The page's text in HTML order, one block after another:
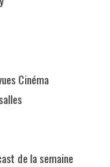
Cinéma
de la semaine